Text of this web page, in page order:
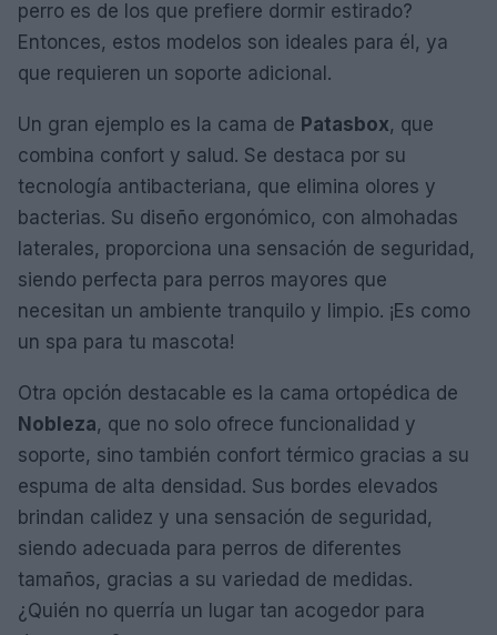
perro es de los que prefiere dormir estirado?
Entonces, estos modelos son ideales para él, ya
que requieren un soporte adicional.
Un gran ejemplo es la cama de Patasbox, que
combina confort y salud. Se destaca por su
tecnología antibacteriana, que elimina olores y
bacterias. Su diseño ergonómico, con almohadas
laterales, proporciona una sensación de seguridad,
siendo perfecta para perros mayores que
necesitan un ambiente tranquilo y limpio. ¡Es como
un spa para tu mascota!
Otra opción destacable es la cama ortopédica de
Nobleza, que no solo ofrece funcionalidad y
soporte, sino también confort térmico gracias a su
espuma de alta densidad. Sus bordes elevados
brindan calidez y una sensación de seguridad,
siendo adecuada para perros de diferentes
tamaños, gracias a su variedad de medidas.
¿Quién no querría un lugar tan acogedor para